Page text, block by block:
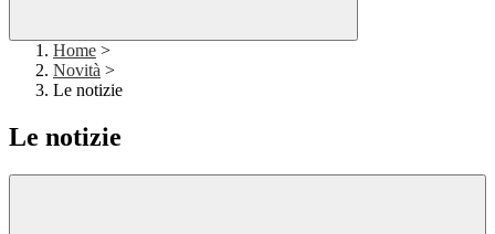
Home >
Novità >
Le notizie
Le notizie